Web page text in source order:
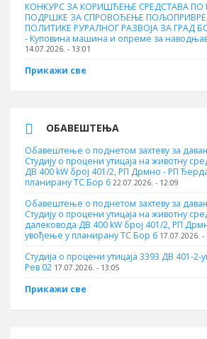
КОНКУРС ЗА КОРИШЋЕЊЕ СРЕДСТАВА ПО
ПОДРШКЕ ЗА СПРОВОЂЕЊЕ
ПОЛИТИКЕ РУРАЛНОГ РАЗВОЈА ЗА ГРАД
- Куповина машина и опреме за
14.07.2026. - 13:01
Прикажи све
ОБАВЕШТЕЊА
Обавештење о поднетом захтеву за
Студију о процени утицаја на животну
ДВ 400 kW број 401/2, РП Дрмно - РП
планирану ТС Бор 6 22.07.2026. - 12:09
Обавештење о поднетом захтеву за
Студију о процени утицаја на животну
далековода ДВ 400 kW број 401/2, РП
увођење у планирану ТС Бор 6 17.07.2026. -
Студија о процени утицаја 3393 ДВ 401-
Рев 02 17.07.2026. - 13:05
Прикажи све